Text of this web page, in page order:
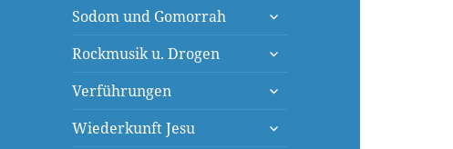
Sodom und Gomorrah
untermenü
Rockmusik u. Drogen
untermenü
Verführungen
untermenü
Wiederkunft Jesu
untermenü